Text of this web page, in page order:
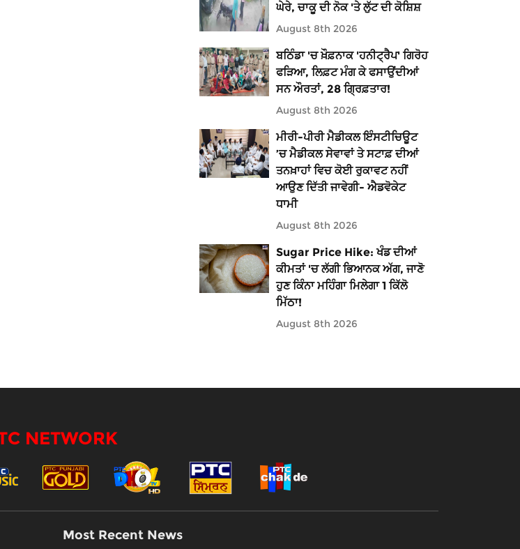
ਘੇਰੇ, ਚਾਕੂ ਦੀ ਨੋਕ 'ਤੇ ਲੁੱਟ ਦੀ ਕੋਸ਼ਿਸ਼
August 8th 2026
ਬਠਿੰਡਾ 'ਚ ਖ਼ੌਫ਼ਨਾਕ 'ਹਨੀਟ੍ਰੈਪ' ਗਿਰੋਹ
ਫੜਿਆ, ਲਿਫ਼ਟ ਮੰਗ ਕੇ ਫਸਾਉਂਦੀਆਂ
ਸਨ ਔਰਤਾਂ, 28 ਗ੍ਰਿਫ਼ਤਾਰ!
August 8th 2026
ਮੀਰੀ-ਪੀਰੀ ਮੈਡੀਕਲ ਇੰਸਟੀਚਿਊਟ
’ਚ ਮੈਡੀਕਲ ਸੇਵਾਵਾਂ ਤੇ ਸਟਾਫ਼ ਦੀਆਂ
ਤਨਖ਼ਾਹਾਂ ਵਿਚ ਕੋਈ ਰੁਕਾਵਟ ਨਹੀਂ
ਆਉਣ ਦਿੱਤੀ ਜਾਵੇਗੀ- ਐਡਵੋਕੇਟ
ਧਾਮੀ
August 8th 2026
Sugar Price Hike: ਖੰਡ ਦੀਆਂ
ਕੀਮਤਾਂ 'ਚ ਲੱਗੀ ਭਿਆਨਕ ਅੱਗ, ਜਾਣੋ
ਹੁਣ ਕਿੰਨਾ ਮਹਿੰਗਾ ਮਿਲੇਗਾ 1 ਕਿੱਲੋ
ਮਿੱਠਾ!
August 8th 2026
NETWORK
Most Recent News